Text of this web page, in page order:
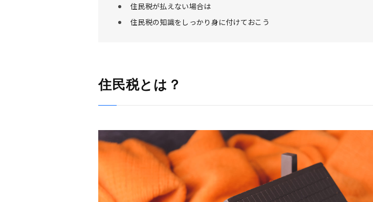
住民税が払えない場合は
住民税の知識をしっかり身に付けておこう
住民税とは？